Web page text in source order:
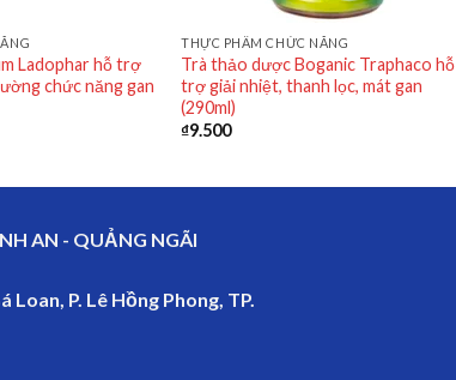
Ladophar hỗ trợ
chức năng gan
THỰC PHẨM CHỨC NĂNG
Trà thảo dược Boganic Traphaco hỗ
trợ giải nhiệt, thanh lọc, mát gan
(290ml)
₫9.500
AN - QUẢNG NGÃI
Loan, P. Lê Hồng Phong, TP.